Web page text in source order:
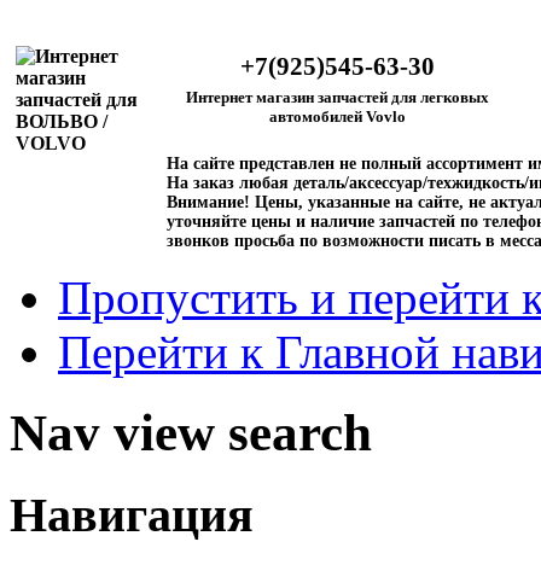
+7(925)545-63-30
Интернет магазин запчастей для легковых
автомобилей Vovlo
На сайте представлен не полный ассортимент
На заказ любая деталь/аксессуар/техжидкость/
Внимание! Цены, указанные на сайте, не
уточняйте цены и наличие запчастей по
звонков просьба по возможности писать в
Пропустить и перейти
Перейти к Главной
Nav view search
Навигация